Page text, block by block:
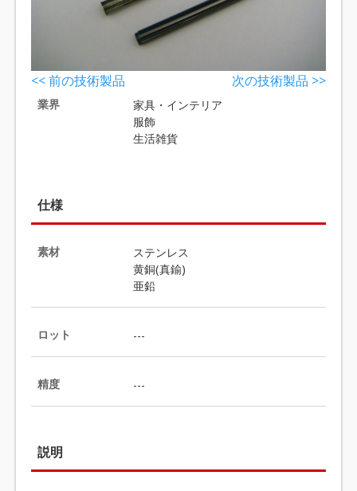
<< 前の技術製品 次の技術製品 >>
業界
家具・インテリア
服飾
生活雑貨
仕様
素材
ステンレス
黄銅(真鍮)
亜鉛
ロット ---
精度 ---
説明